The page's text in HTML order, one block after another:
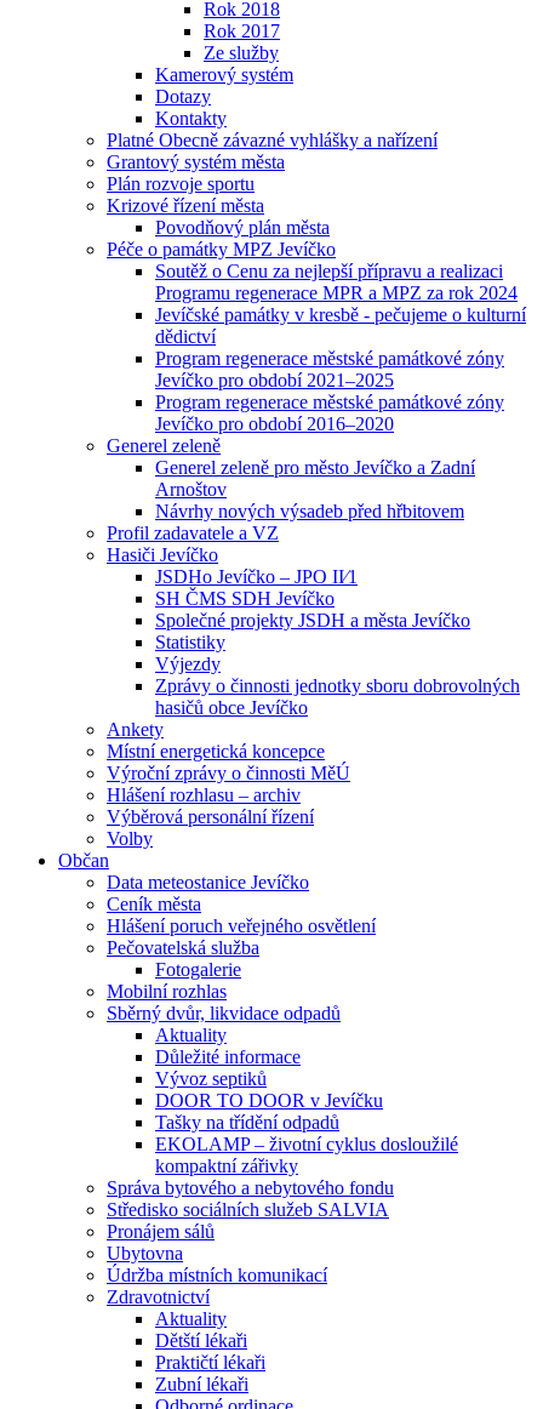
Rok 2018
Rok 2017
Ze služby
Kamerový systém
Dotazy
Kontakty
Platné Obecně závazné vyhlášky a nařízení
Grantový systém města
Plán rozvoje sportu
Krizové řízení města
Povodňový plán města
Péče o památky MPZ Jevíčko
Soutěž o Cenu za nejlepší přípravu a realizaci
Programu regenerace MPR a MPZ za rok 2024
Jevíčské památky v kresbě - pečujeme o kulturní
dědictví
Program regenerace městské památkové zóny
Jevíčko pro období 2021–2025
Program regenerace městské památkové zóny
Jevíčko pro období 2016–2020
Generel zeleně
Generel zeleně pro město Jevíčko a Zadní
Arnoštov
Návrhy nových výsadeb před hřbitovem
Profil zadavatele a VZ
Hasiči Jevíčko
JSDHo Jevíčko – JPO II⁄1
SH ČMS SDH Jevíčko
Společné projekty JSDH a města Jevíčko
Statistiky
Výjezdy
Zprávy o činnosti jednotky sboru dobrovolných
hasičů obce Jevíčko
Ankety
Místní energetická koncepce
Výroční zprávy o činnosti MěÚ
Hlášení rozhlasu – archiv
Výběrová personální řízení
Volby
Občan
Data meteostanice Jevíčko
Ceník města
Hlášení poruch veřejného osvětlení
Pečovatelská služba
Fotogalerie
Mobilní rozhlas
Sběrný dvůr, likvidace odpadů
Aktuality
Důležité informace
Vývoz septiků
DOOR TO DOOR v Jevíčku
Tašky na třídění odpadů
EKOLAMP – životní cyklus dosloužilé
kompaktní zářivky
Správa bytového a nebytového fondu
Středisko sociálních služeb SALVIA
Pronájem sálů
Ubytovna
Údržba místních komunikací
Zdravotnictví
Aktuality
Dětští lékaři
Praktičtí lékaři
Zubní lékaři